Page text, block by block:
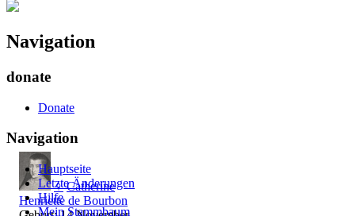
♀ Catherine
Henriette de Bourbon
Navigation
donate
Donate
Navigation
Hauptseite
Letzte Änderungen
Hilfe
Mein Stammbaum